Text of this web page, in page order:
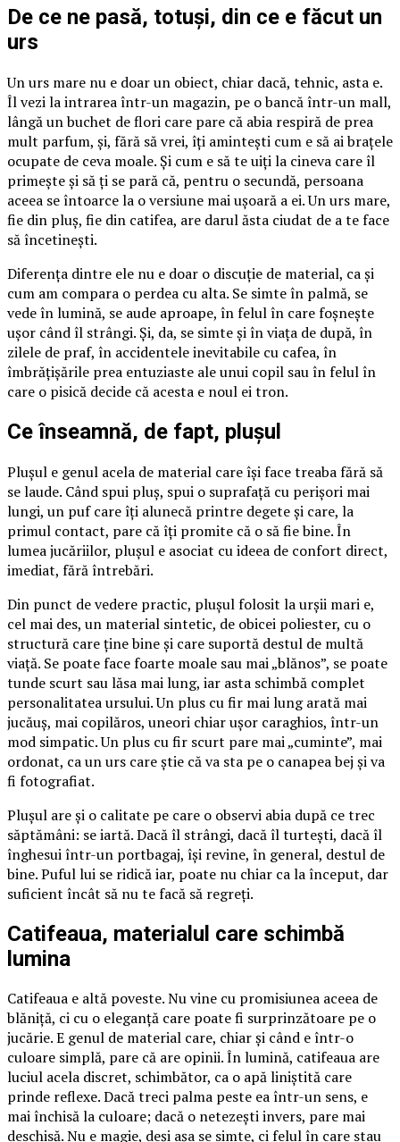
De ce ne pasă, totuși, din ce e făcut un
urs
Un urs mare nu e doar un obiect, chiar dacă, tehnic, asta e.
Îl vezi la intrarea într-un magazin, pe o bancă într-un mall,
lângă un buchet de flori care pare că abia respiră de prea
mult parfum, și, fără să vrei, îți amintești cum e să ai brațele
ocupate de ceva moale. Și cum e să te uiți la cineva care îl
primește și să ți se pară că, pentru o secundă, persoana
aceea se întoarce la o versiune mai ușoară a ei. Un urs mare,
fie din pluș, fie din catifea, are darul ăsta ciudat de a te face
să încetinești.
Diferența dintre ele nu e doar o discuție de material, ca și
cum am compara o perdea cu alta. Se simte în palmă, se
vede în lumină, se aude aproape, în felul în care foșnește
ușor când îl strângi. Și, da, se simte și în viața de după, în
zilele de praf, în accidentele inevitabile cu cafea, în
îmbrățișările prea entuziaste ale unui copil sau în felul în
care o pisică decide că acesta e noul ei tron.
Ce înseamnă, de fapt, plușul
Plușul e genul acela de material care își face treaba fără să
se laude. Când spui pluș, spui o suprafață cu perișori mai
lungi, un puf care îți alunecă printre degete și care, la
primul contact, pare că îți promite că o să fie bine. În
lumea jucăriilor, plușul e asociat cu ideea de confort direct,
imediat, fără întrebări.
Din punct de vedere practic, plușul folosit la urșii mari e,
cel mai des, un material sintetic, de obicei poliester, cu o
structură care ține bine și care suportă destul de multă
viață. Se poate face foarte moale sau mai „blănos”, se poate
tunde scurt sau lăsa mai lung, iar asta schimbă complet
personalitatea ursului. Un plus cu fir mai lung arată mai
jucăuș, mai copilăros, uneori chiar ușor caraghios, într-un
mod simpatic. Un plus cu fir scurt pare mai „cuminte”, mai
ordonat, ca un urs care știe că va sta pe o canapea bej și va
fi fotografiat.
Plușul are și o calitate pe care o observi abia după ce trec
săptămâni: se iartă. Dacă îl strângi, dacă îl turtești, dacă îl
înghesui într-un portbagaj, își revine, în general, destul de
bine. Puful lui se ridică iar, poate nu chiar ca la început, dar
suficient încât să nu te facă să regreți.
Catifeaua, materialul care schimbă
lumina
Catifeaua e altă poveste. Nu vine cu promisiunea aceea de
blăniță, ci cu o eleganță care poate fi surprinzătoare pe o
jucărie. E genul de material care, chiar și când e într-o
culoare simplă, pare că are opinii. În lumină, catifeaua are
luciul acela discret, schimbător, ca o apă liniștită care
prinde reflexe. Dacă treci palma peste ea într-un sens, e
mai închisă la culoare; dacă o netezești invers, pare mai
deschisă. Nu e magie, deși așa se simte, ci felul în care stau